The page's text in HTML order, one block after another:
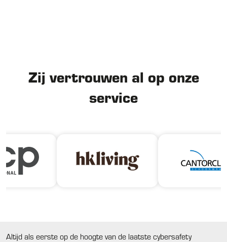
Zij vertrouwen al op onze
service
Altijd als eerste op de hoogte van de laatste cybersafety